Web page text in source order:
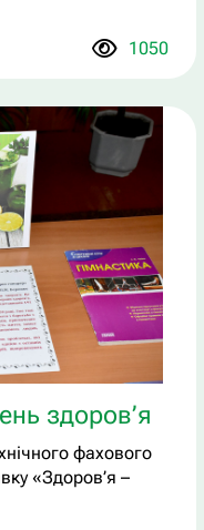
1050
здоров’я
фахового
«Здоров’я –